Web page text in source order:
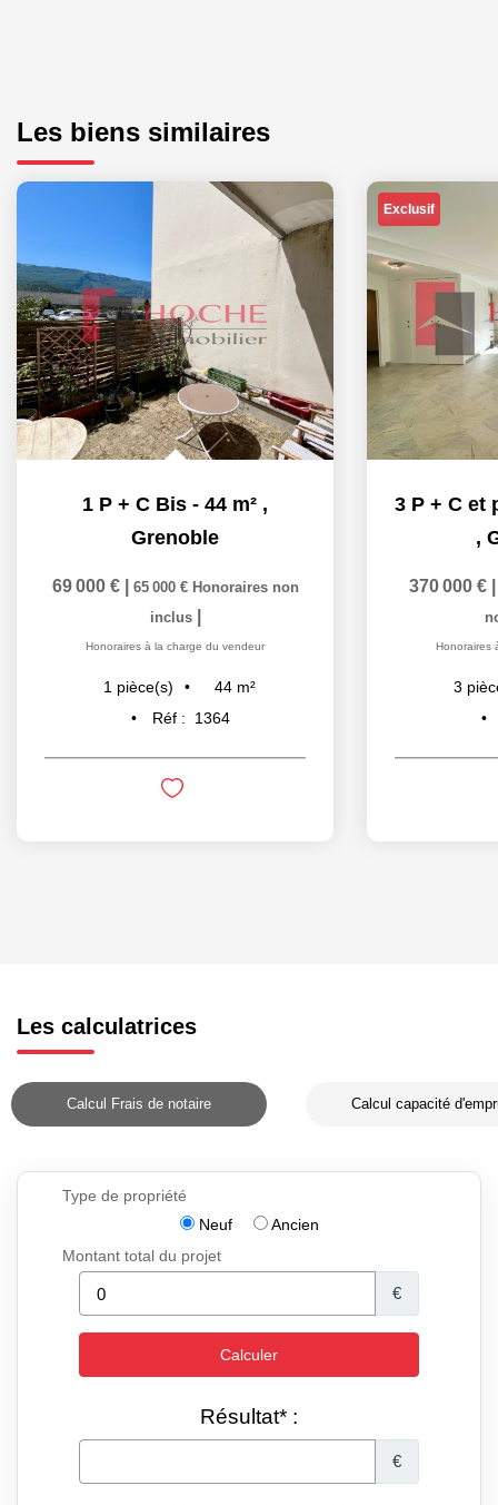
Les biens similaires
1 P + C Bis - 44 m² ,
Grenoble
69 000 € 65 000 € Honoraires non
inclus
Honoraires à la charge du vendeur
1 pièce(s) 44 m²
Réf :
1364
Exclusif
,
370 000 €
Honoraires
3
Les calculatrices
Calcul Frais de notaire Calcul capacité